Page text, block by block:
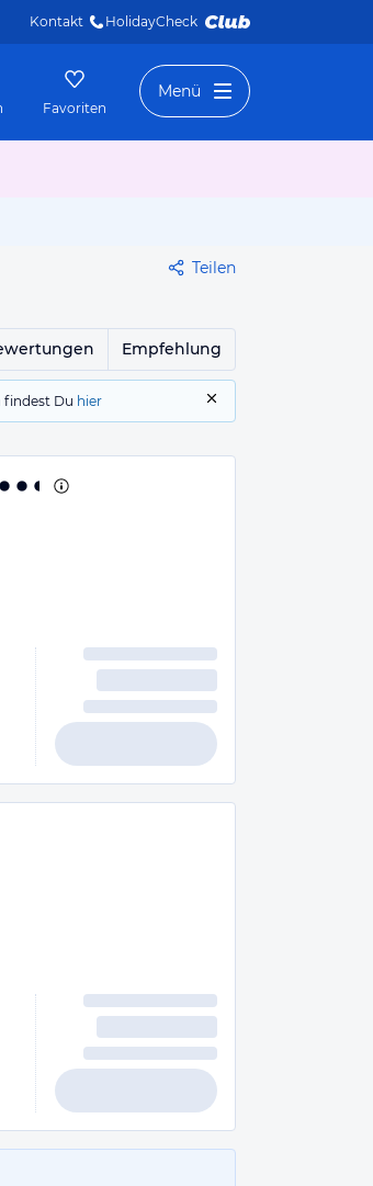
Kontakt HolidayCheck
Favoriten
Menü
Teilen
Empfehlung
findest Du hier